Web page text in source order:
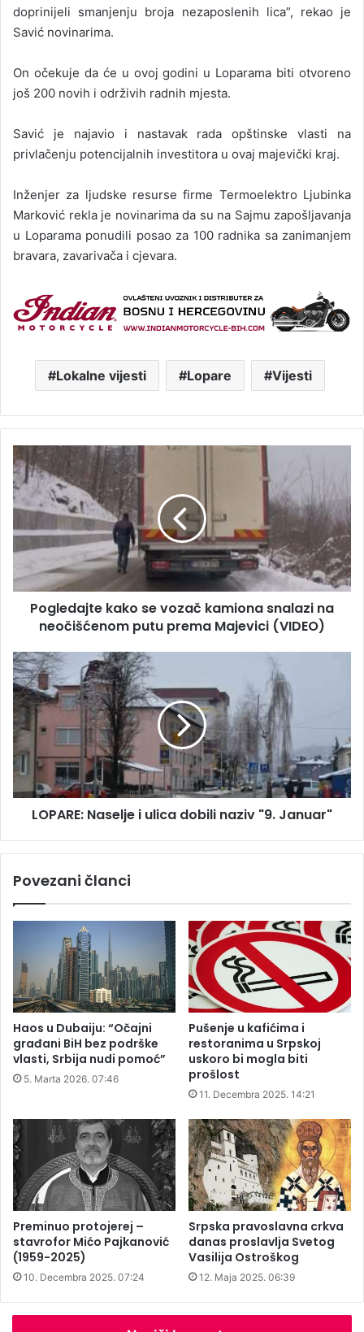
doprinijeli smanjenju broja nezaposlenih lica”, rekao je
Savić novinarima.
On očekuje da će u ovoj godini u Loparama biti otvoreno
još 200 novih i održivih radnih mjesta.
Savić je najavio i nastavak rada opštinske vlasti na
privlačenju potencijalnih investitora u ovaj majevički kraj.
Inženjer za ljudske resurse firme Termoelektro Ljubinka
Marković rekla je novinarima da su na Sajmu zapošljavanja
u Loparama ponudili posao za 100 radnika sa zanimanjem
bravara, zavarivača i cjevara.
Lokalne vijesti Lopare Vijesti
P
o
g
l
d
a
t
k
o
s
e
v
o
z
č
o
a
z
i
n
n
o
č
i
š
ć
e
n
o
m
p
t
Pogledajte kako se vozač kamiona snalazi na
neočišćenom putu prema Majevici (VIDEO)
L
O
P
A
R
E
:
a
e
d
b
i
i
a
z
i
v
"
9
.
J
a
n
LOPARE: Naselje i ulica dobili naziv "9. Januar"
Povezani članci
Haos u Dubaiju: “Očajni
građani BiH bez podrške
vlasti, Srbija nudi pomoć”
5. Marta 2026. 07:46
Pušenje u kafićima i
restoranima u Srpskoj
uskoro bi mogla biti
prošlost
11. Decembra 2025. 14:21
Preminuo protojerej –
stavrofor Mićo Pajkanović
(1959-2025)
10. Decembra 2025. 07:24
Srpska pravoslavna crkva
danas proslavlja Svetog
Vasilija Ostroškog
12. Maja 2025. 06:39